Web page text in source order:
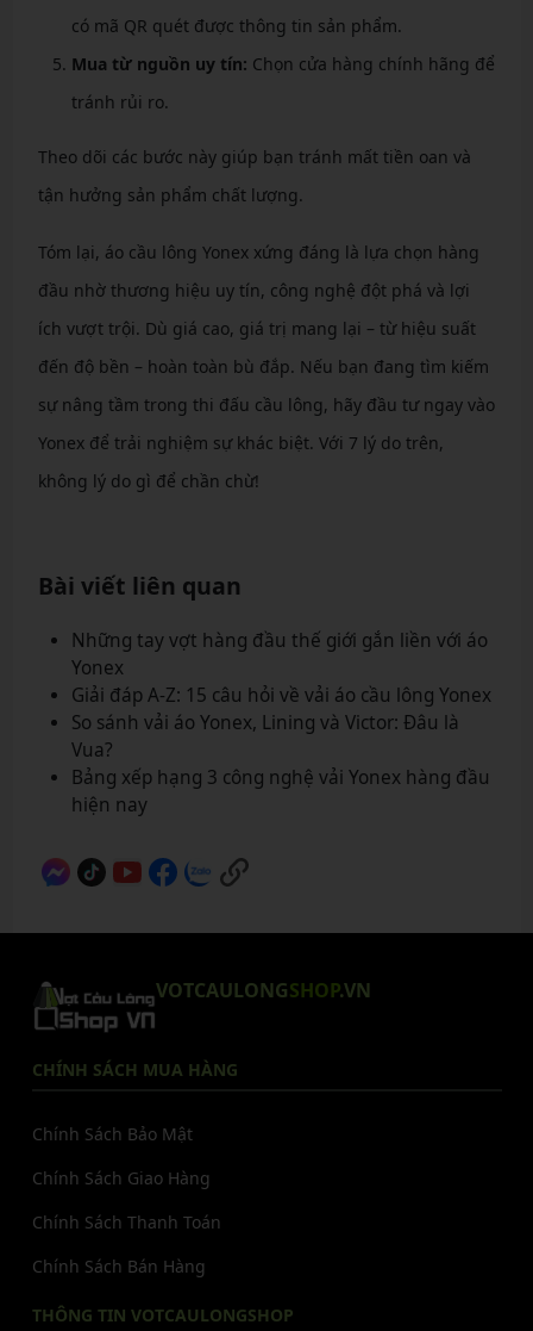
có mã QR quét được thông tin sản phẩm.
Mua từ nguồn uy tín: Chọn cửa hàng chính hãng để
tránh rủi ro.
Theo dõi các bước này giúp bạn tránh mất tiền oan và
tận hưởng sản phẩm chất lượng.
Tóm lại, áo cầu lông Yonex xứng đáng là lựa chọn hàng
đầu nhờ thương hiệu uy tín, công nghệ đột phá và lợi
ích vượt trội. Dù giá cao, giá trị mang lại – từ hiệu suất
đến độ bền – hoàn toàn bù đắp. Nếu bạn đang tìm kiếm
sự nâng tầm trong thi đấu cầu lông, hãy đầu tư ngay vào
Yonex để trải nghiệm sự khác biệt. Với 7 lý do trên,
không lý do gì để chần chừ!
Bài viết liên quan
Những tay vợt hàng đầu thế giới gắn liền với áo
Yonex
Giải đáp A-Z: 15 câu hỏi về vải áo cầu lông Yonex
So sánh vải áo Yonex, Lining và Victor: Đâu là
Vua?
Bảng xếp hạng 3 công nghệ vải Yonex hàng đầu
hiện nay
VOTCAULONGSHOP.VN
CHÍNH SÁCH MUA HÀNG
Chính Sách Bảo Mật
Chính Sách Giao Hàng
Chính Sách Thanh Toán
Chính Sách Bán Hàng
THÔNG TIN VOTCAULONGSHOP